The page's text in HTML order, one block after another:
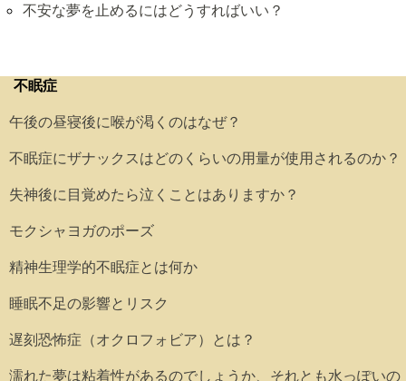
不安な夢を止めるにはどうすればいい？
不眠症
午後の昼寝後に喉が渇くのはなぜ？
不眠症にザナックスはどのくらいの用量が使用されるのか？
失神後に目覚めたら泣くことはありますか？
モクシャヨガのポーズ
精神生理学的不眠症とは何か
睡眠不足の影響とリスク
遅刻恐怖症（オクロフォビア）とは？
濡れた夢は粘着性があるのでしょうか、それとも水っぽいの